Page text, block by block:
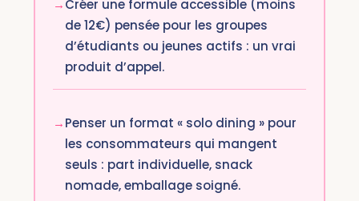
Créer une formule accessible (moins
de 12€) pensée pour les groupes
d’étudiants ou jeunes actifs : un vrai
produit d’appel.
Penser un format « solo dining » pour
les consommateurs qui mangent
seuls : part individuelle, snack
nomade, emballage soigné.